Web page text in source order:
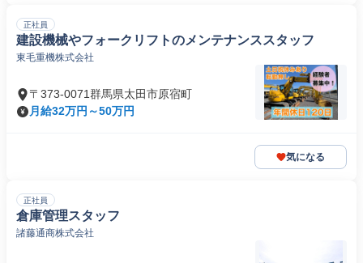
正社員
建設機械やフォークリフトのメンテナンススタッフ
東毛重機株式会社
〒373-0071群馬県太田市原宿町
月給32万円～50万円
気になる
正社員
倉庫管理スタッフ
諸藤通商株式会社